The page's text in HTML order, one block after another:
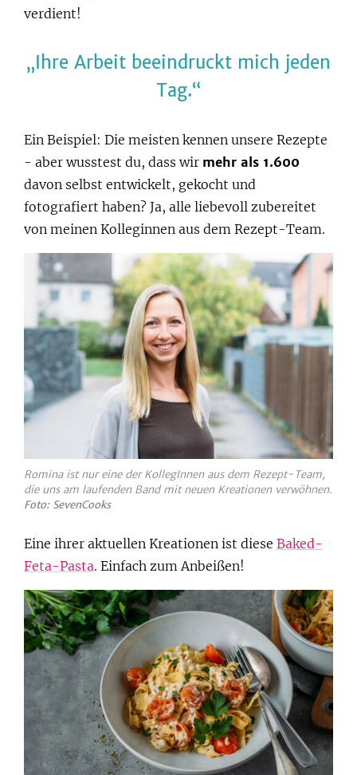
verdient!
Ihre Arbeit beeindruckt mich jeden
Tag.
Ein Beispiel: Die meisten kennen unsere Rezepte
- aber wusstest du, dass wir mehr als 1.600
davon selbst entwickelt, gekocht und
fotografiert haben? Ja, alle liebevoll zubereitet
von meinen Kolleginnen aus dem Rezept-Team.
Romina ist nur eine der KollegInnen aus dem Rezept-Team,
die uns am laufenden Band mit neuen Kreationen verwöhnen.
Foto: SevenCooks
Eine ihrer aktuellen Kreationen ist diese Baked-
Feta-Pasta. Einfach zum Anbeißen!